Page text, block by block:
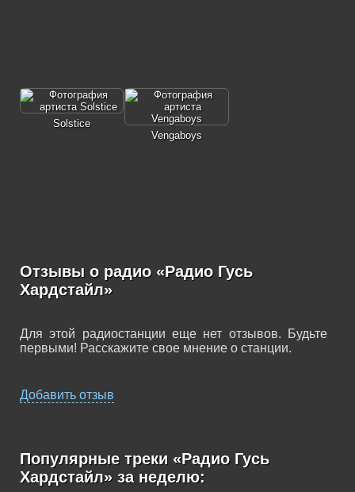
Solstice
Vengaboys
Отзывы о радио «Радио Гусь
Хардстайл»
Для этой радиостанции еще нет отзывов. Будьте
первыми! Расскажите свое мнение о станции.
Добавить отзыв
Популярные треки «Радио Гусь
Хардстайл» за неделю: